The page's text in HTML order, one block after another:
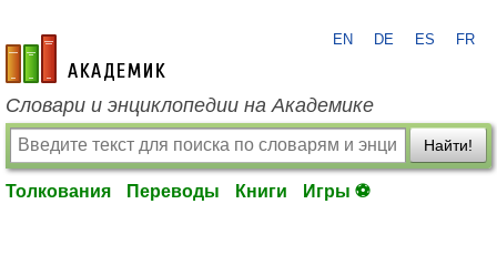
academic.ru
EN DE ES FR
Словари и энциклопедии на Академике
Найти!
Толкования Переводы Книги Игры ⚽